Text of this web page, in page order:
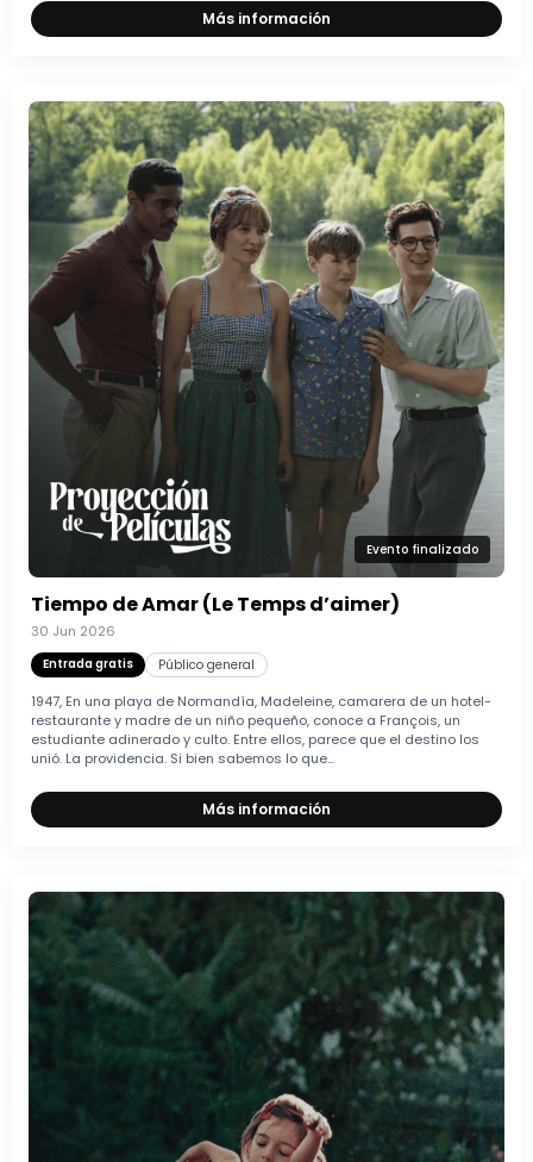
Más información
Evento finalizado
Tiempo de Amar (Le Temps d’aimer)
30 Jun 2026
Entrada gratis Público general
1947, En una playa de Normandía, Madeleine, camarera de un hotel-
restaurante y madre de un niño pequeño, conoce a François, un
estudiante adinerado y culto. Entre ellos, parece que el destino los
unió. La providencia. Si bien sabemos lo que...
Más información